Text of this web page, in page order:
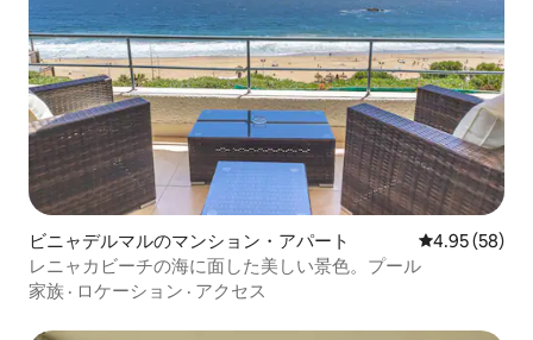
ビニャデルマルのマンション・アパート レビュー58
4.95 (58)
レニャカビーチの海に面した美しい景色。プール
家族 · ロケーション · アクセス